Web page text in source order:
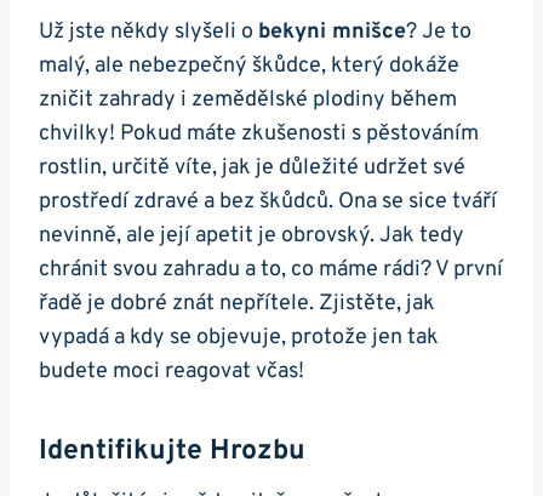
Už ​jste někdy slyšeli⁣ o bekyni mnišce? Je to
malý, ale nebezpečný škůdce, který dokáže
zničit zahrady i zemědělské plodiny během
chvilky! Pokud máte zkušenosti s pěstováním
rostlin, určitě víte, jak je důležité udržet své
prostředí zdravé a bez ‌škůdců. ⁢Ona se sice tváří
nevinně, ale její apetit ​je obrovský. Jak tedy
chránit svou⁤ zahradu a to, co máme‍ rádi? V první
řadě je dobré ⁤znát‍ nepřítele. Zjistěte, jak
vypadá ⁣a kdy se objevuje,‌ protože jen⁤ tak
budete⁤ moci reagovat ⁢včas!
Identifikujte Hrozbu